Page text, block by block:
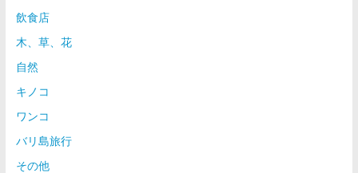
飲食店
木、草、花
自然
キノコ
ワンコ
バリ島旅行
その他